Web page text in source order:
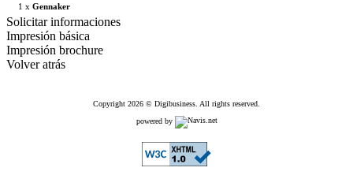
1 x Gennaker
Solicitar informaciones
Impresión básica
Impresión brochure
Volver atrás
Copyright 2026 © Digibusiness. All rights reserved.
powered by